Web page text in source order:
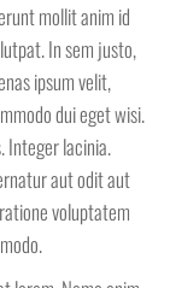
mollit anim id
In sem justo,
ipsum velit,
dui eget wisi.
Integer lacinia.
aut odit aut
voluptatem